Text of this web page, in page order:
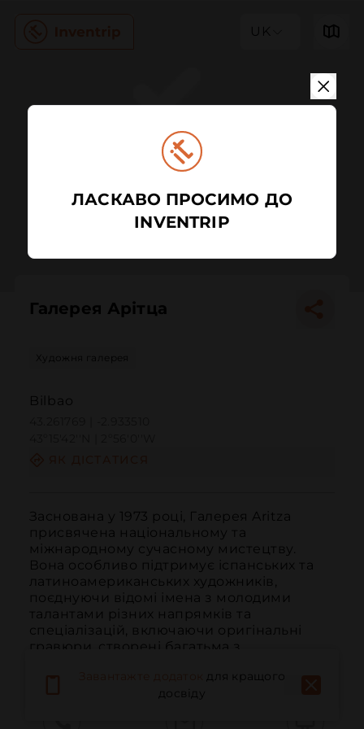
UK
Галерея Арітца
Художня галерея
Bilbao
Заснована у 1973 році, Галерея Aritza
присвячена національному та
міжнародному сучасному мистецтву.
Вона особливо підтримує іспанських та
латиноамериканських художників,
поєднуючи відомі імена з молодими
талантами різних напрямків та
спеціалізацій, включаючи оригінальні
гравюри, створені багатьма з ...
для кращого
досвіду
ЛАСКАВО ПРОСИМО ДО
INVENTRIP